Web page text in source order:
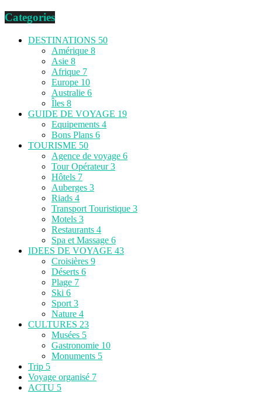
Categories
DESTINATIONS 50
Amérique 8
Asie 8
Afrique 7
Europe 10
Australie 6
Îles 8
GUIDE DE VOYAGE 19
Equipements 4
Bons Plans 6
TOURISME 50
Agence de voyage 6
Tour Opérateur3
Hôtels 7
Auberges 3
Riads 4
Transport Touristique 3
Motels 3
Restaurants 4
Spa et Massage 6
IDEES DE VOYAGE 43
Croisières 9
Déserts 6
Plage 7
Ski 6
Sport 3
Nature 4
CULTURES 23
Musées 5
Gastronomie 10
Monuments 5
Trip 5
Voyage organisé 7
ACTU 5